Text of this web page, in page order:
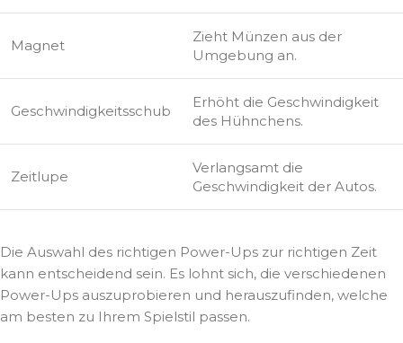
Magnet
Zieht Münzen aus der
Umgebung an.
Geschwindigkeitsschub
Erhöht die Geschwindigkeit
des Hühnchens.
Zeitlupe
Verlangsamt die
Geschwindigkeit der Autos.
Die Auswahl des richtigen Power-Ups zur richtigen Zeit
kann entscheidend sein. Es lohnt sich, die verschiedenen
Power-Ups auszuprobieren und herauszufinden, welche
am besten zu Ihrem Spielstil passen.